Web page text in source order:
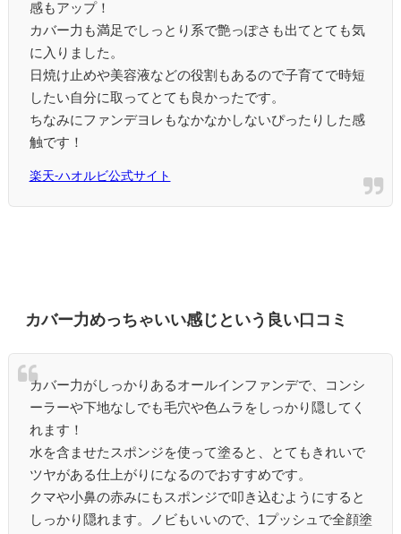
感もアップ！
カバー力も満足でしっとり系で艶っぽさも出てとても気
に入りました。
日焼け止めや美容液などの役割もあるので子育てで時短
したい自分に取ってとても良かったです。
ちなみにファンデヨレもなかなかしないぴったりした感
触です！
楽天-ハオルビ公式サイト
カバー力めっちゃいい感じという良い口コミ
カバー力がしっかりあるオールインファンデで、コンシ
ーラーや下地なしでも毛穴や色ムラをしっかり隠してく
れます！
水を含ませたスポンジを使って塗ると、とてもきれいで
ツヤがある仕上がりになるのでおすすめです。
クマや小鼻の赤みにもスポンジで叩き込むようにすると
しっかり隠れます。ノビもいいので、1プッシュで全顔塗